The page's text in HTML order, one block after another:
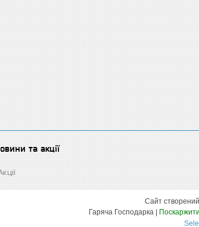
та акції
Сайт